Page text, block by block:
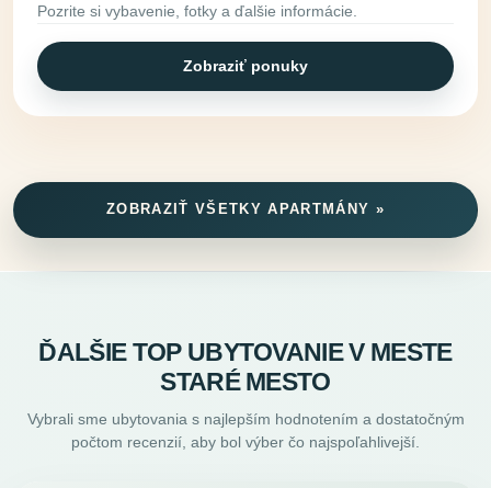
Pozrite si vybavenie, fotky a ďalšie informácie.
Zobraziť ponuky
ZOBRAZIŤ VŠETKY APARTMÁNY »
ĎALŠIE TOP UBYTOVANIE V MESTE
STARÉ MESTO
Vybrali sme ubytovania s najlepším hodnotením a dostatočným
počtom recenzií, aby bol výber čo najspoľahlivejší.